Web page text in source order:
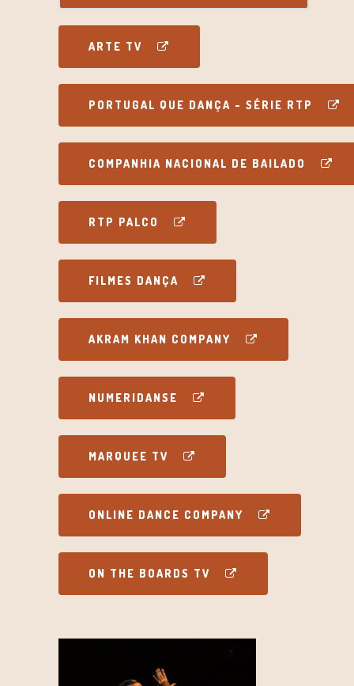
ARTE TV
PORTUGAL QUE DANÇA - SÉRIE RTP
COMPANHIA NACIONAL DE BAILADO
RTP PALCO
FILMES DANÇA
AKRAM KHAN COMPANY
NUMERIDANSE
MARQUEE TV
ONLINE DANCE COMPANY
ON THE BOARDS TV